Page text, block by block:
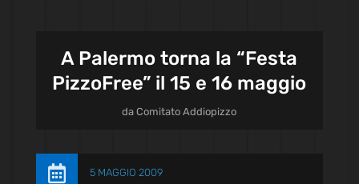
A Palermo torna la “Festa
PizzoFree” il 15 e 16 maggio
daComitato Addiopizzo
 5 MAGGIO 2009